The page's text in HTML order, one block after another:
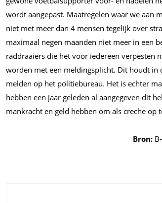
wordt aangepast. Maatregelen waar we aan
niet met meer dan 4 mensen tegelijk over
maximaal negen maanden niet meer in een
raddraaiers die het voor iedereen verpesten
worden met een meldingsplicht. Dit houdt
melden op het politiebureau. Het is echter
hebben een jaar geleden al aangegeven dit
mankracht en geld hebben om als creche op
Bron: